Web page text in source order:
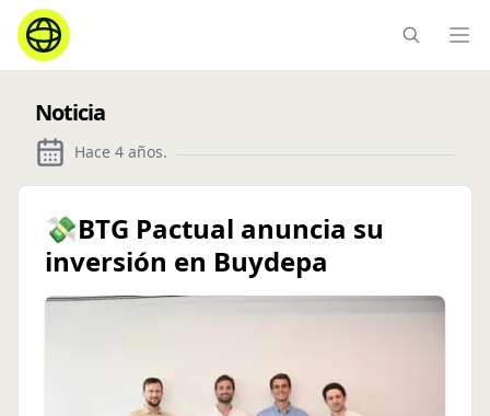
Noticia
Hace 4 años.
💸BTG Pactual anuncia su
inversión en Buydepa